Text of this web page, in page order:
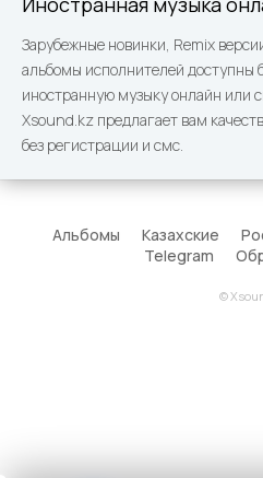
Зарубежные новинки, Remix
альбомы исполнителей доступны
иностранную музыку онлайн или
Xsound.kz предлагает вам
без регистрации и смс.
Альбомы Казахские
Telegram
©